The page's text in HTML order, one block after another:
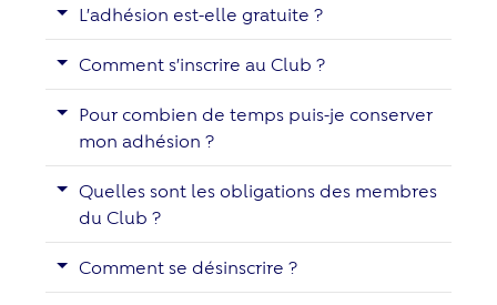
L’adhésion est-elle gratuite ?
Comment s’inscrire au Club ?
Pour combien de temps puis-je conserver
mon adhésion ?
Quelles sont les obligations des membres
du Club ?
Comment se désinscrire ?